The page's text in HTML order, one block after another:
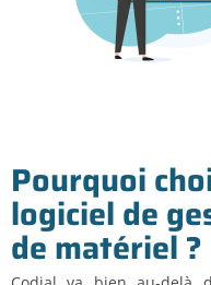
Pourquoi
logiciel de
de matériel ?